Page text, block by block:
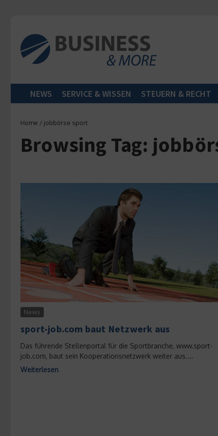
NEWS SERVICE & WISSEN STEUERN & RECHT
Home / jobbörse sport
Browsing Tag:
News
sport-job.com baut Netzwerk aus
Das führende Stellenportal für die Sportbranche, www.sport-
job.com, baut sein Kooperationsnetzwerk weiter aus....
Weiterlesen